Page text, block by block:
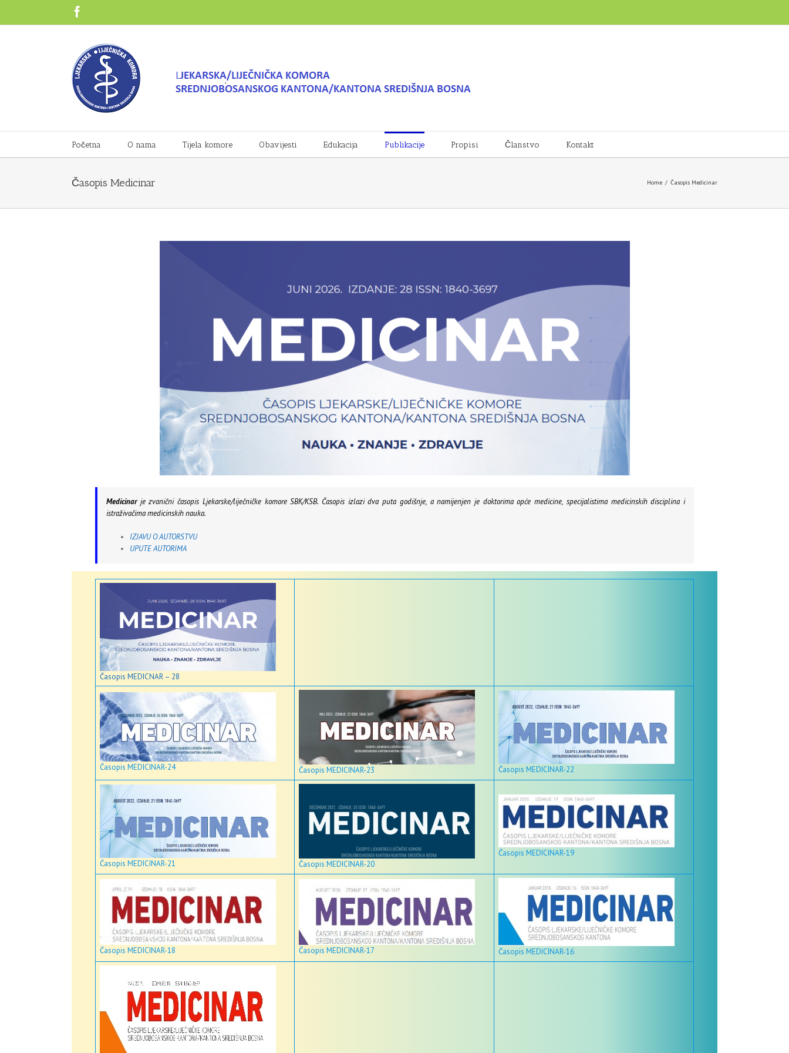
Početna O nama Tijela komore Obavijesti Edukacija Publikacije Propisi Članstvo Kontakt
Časopis Medicinar Home / Časopis Medicinar
Medicinarje zvanični časopis Ljekarske/liječničke komore SBK/KSB. Časopis izlazi dva puta godišnje, a namijenjen je doktorima opće medicine, specijalistima medicinskih disciplina i
istraživačima medicinskih nauka.
IZJAVU O AUTORSTVU
UPUTE AUTORIMA
Časopis MEDICNAR – 28
Časopis MEDICINAR-24 Časopis MEDICINAR-23 Časopis MEDICINAR-22
Časopis MEDICINAR-21 Časopis MEDICINAR-20
Časopis MEDICINAR-19
Časopis MEDICINAR-18 Časopis MEDICINAR-17 Časopis MEDICINAR-16